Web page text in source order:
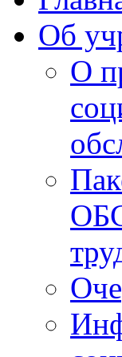
Об
О